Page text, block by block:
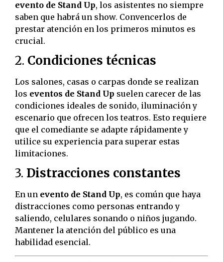
evento de Stand Up, los asistentes no siempre
saben que habrá un show. Convencerlos de
prestar atención en los primeros minutos es
crucial.
2. Condiciones técnicas
Los salones, casas o carpas donde se realizan
los eventos de Stand Up suelen carecer de las
condiciones ideales de sonido, iluminación y
escenario que ofrecen los teatros. Esto requiere
que el comediante se adapte rápidamente y
utilice su experiencia para superar estas
limitaciones.
3. Distracciones constantes
En un evento de Stand Up, es común que haya
distracciones como personas entrando y
saliendo, celulares sonando o niños jugando.
Mantener la atención del público es una
habilidad esencial.